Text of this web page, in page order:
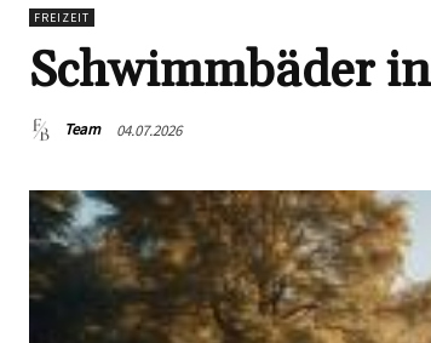
FREIZEIT
Schwimmbäder
Team 04.07.2026